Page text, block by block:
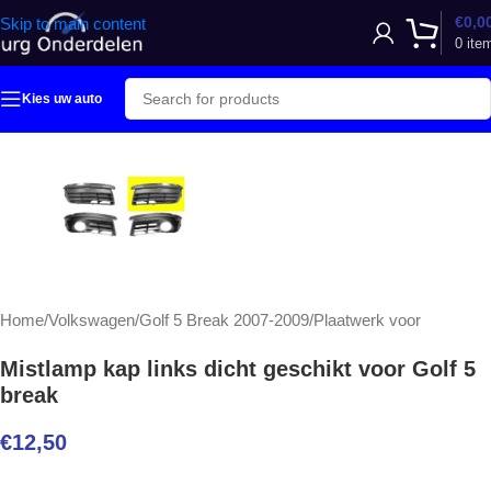
Skip to main content
0
€
Kies uw auto
Home/Volkswagen/Golf 5 Break 2007-2009/Plaatwerk voor
Mistlamp kap links dicht geschikt voor Golf 5
break
€12,50